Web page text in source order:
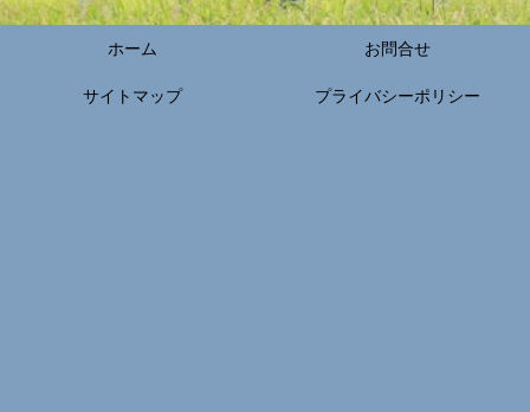
ホーム お問合せ
サイトマップ プライバシーポリシー